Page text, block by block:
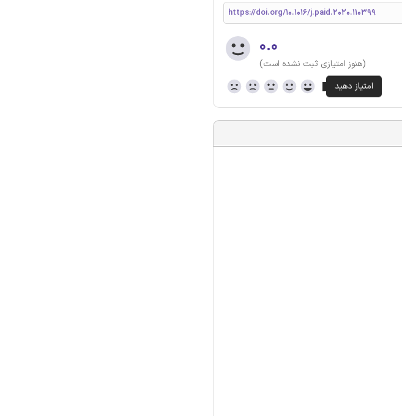
https://doi.org/10.1016/j.paid.2020.110399
۰.۰
(هنوز امتیازی ثبت نشده است)